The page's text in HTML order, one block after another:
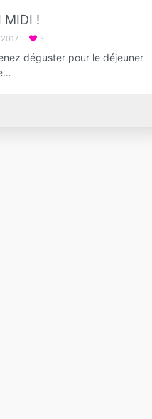
MIDI !
3
déguster pour le déjeuner